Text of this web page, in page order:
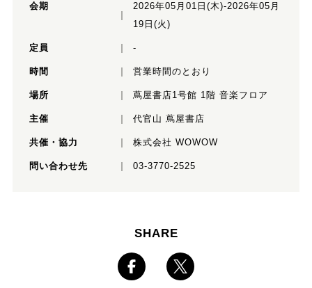
会期
2026年05月01日(木)-2026年05月
19日(火)
定員 -
時間 営業時間のとおり
場所 蔦屋書店1号館 1階 音楽フロア
主催 代官山 蔦屋書店
共催・協力 株式会社 WOWOW
問い合わせ先 03-3770-2525
SHARE